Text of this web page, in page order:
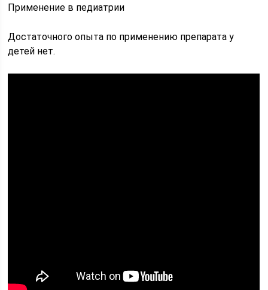
Применение в педиатрии
Достаточного опыта по применению препарата у
детей нет.